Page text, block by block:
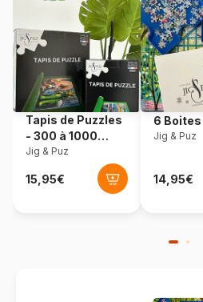
EAN
Nombre de pièces
Dimensions 68 x
Tapis de Puzzles
- 300 à 1000
pièces
Jig & Puz
6 Boites
Jig & Puz